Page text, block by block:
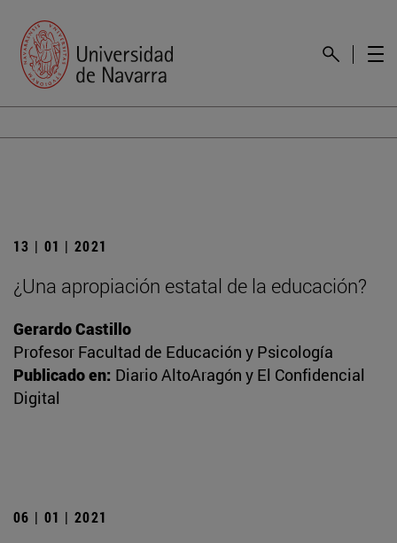
13 | 01 | 2021
¿Una apropiación estatal de la educación?
Gerardo Castillo
Profesor Facultad de Educación y Psicología
Publicado en: Diario AltoAragón y El Confidencial
Digital
06 | 01 | 2021